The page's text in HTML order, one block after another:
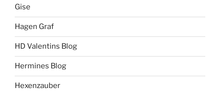
Gise
Hagen Graf
HD Valentins Blog
Hermines Blog
Hexenzauber